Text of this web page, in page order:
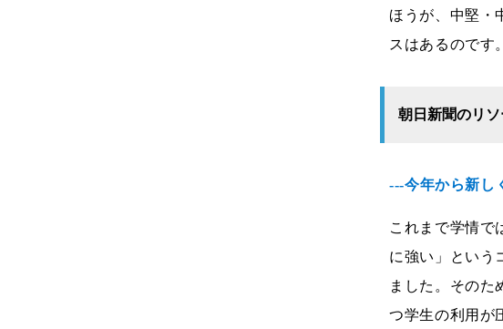
ほうが、中堅・
スはあるのです。
朝日新聞のリ
---今年から新し
これまで学情で
に強い」という
ました。そのた
つ学生の利用が